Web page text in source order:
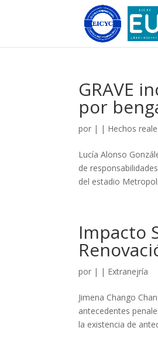
GRAVE
por
por | | Hechos
Lucía Alonso
de
del estadio
Impacto
por | | Extranejría
Jimena Chango
antecedentes
la existencia de